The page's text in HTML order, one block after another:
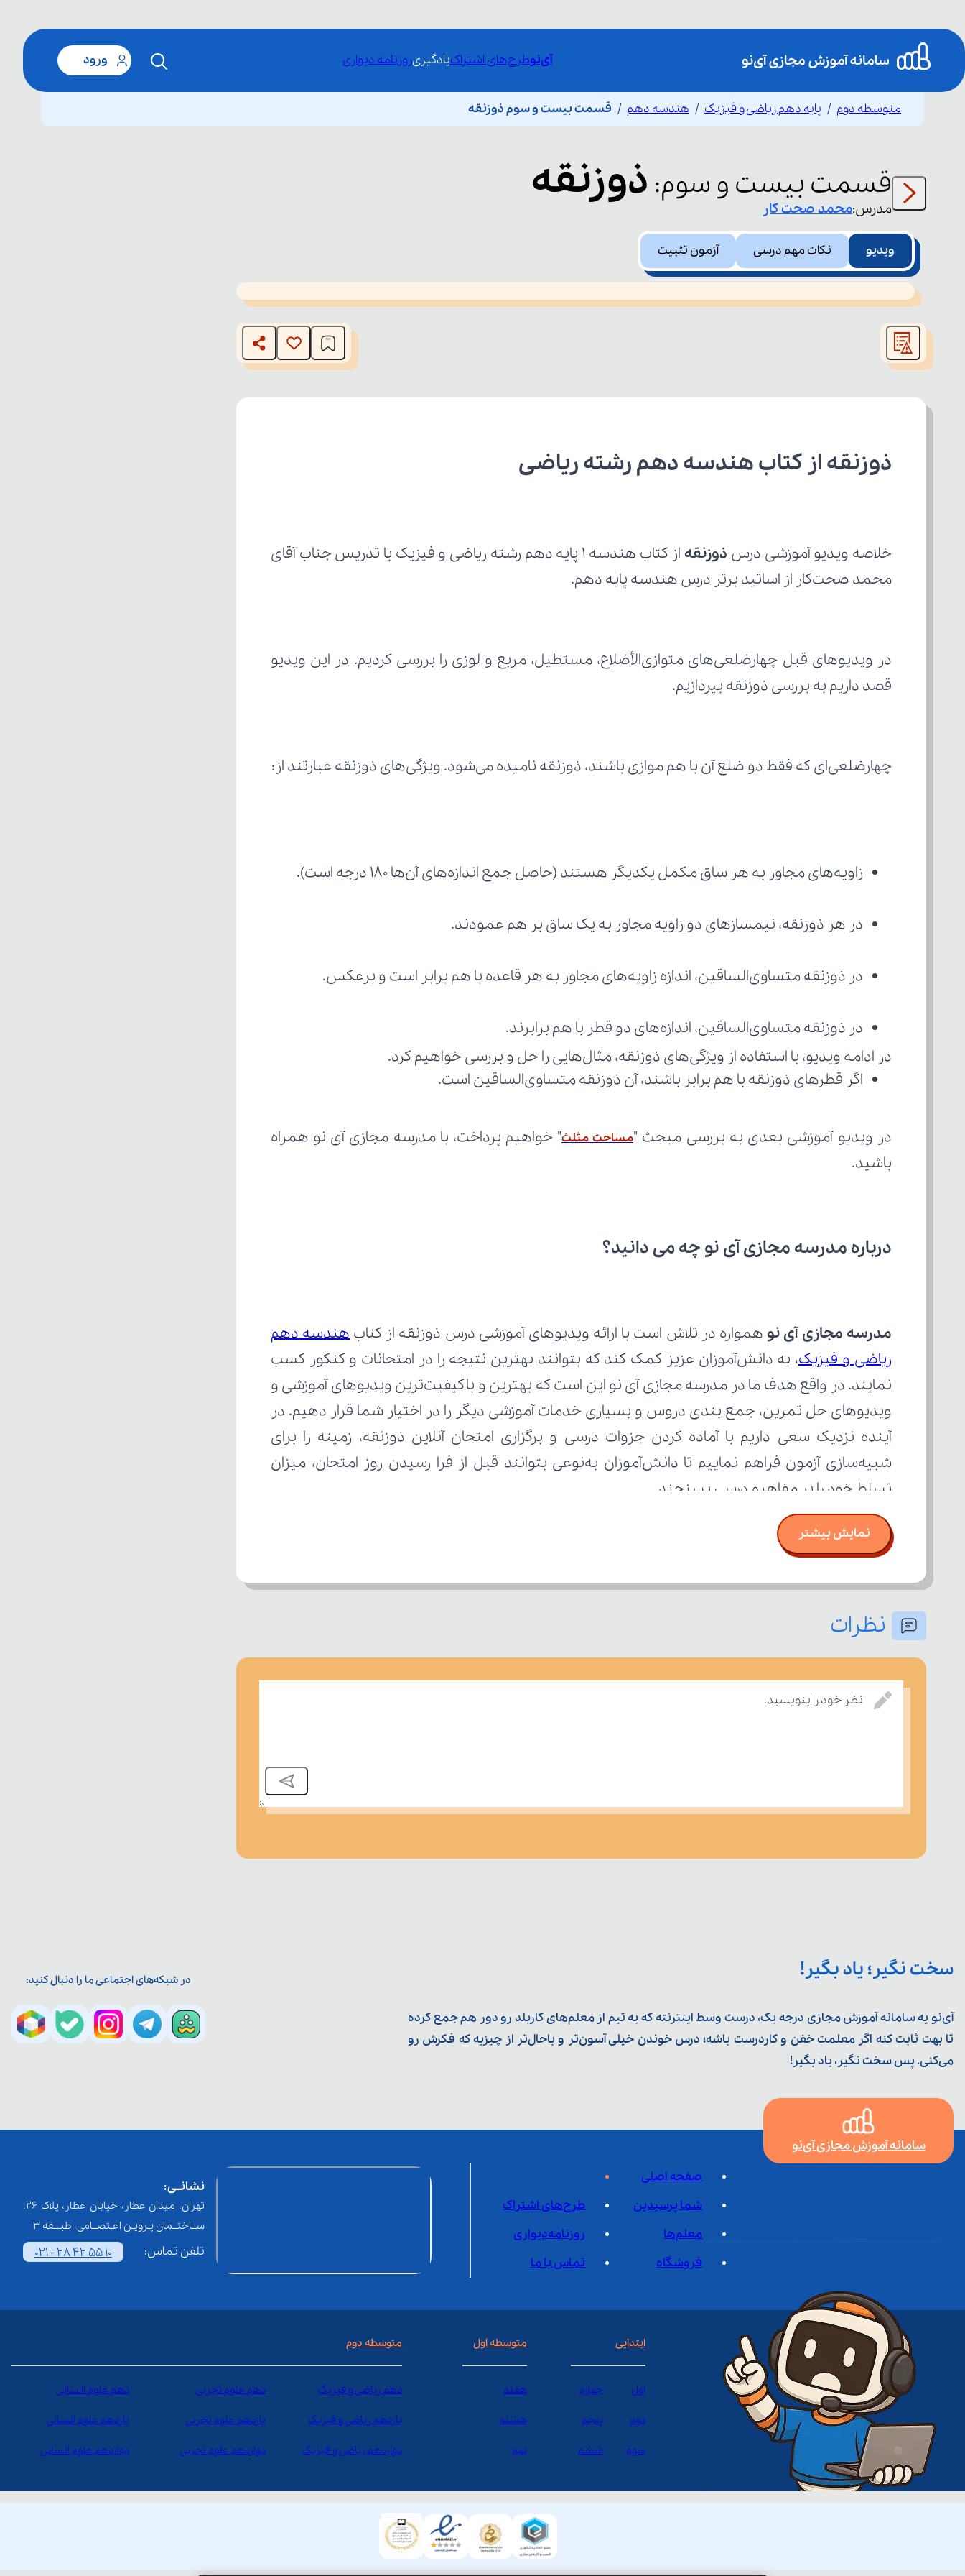
آی‌نوطرح‌های اشتراکیادگیریروزنامه دیواری ورود
متوسطه دوم پایه دهم ریاضی و فیزیک هندسه دهم قسمت بیست و سوم ذوزنقه
قسمت بیست و سوم: ذوزنقه مدرس:محمدصحت کار
ویدیو نکات مهم درسی آزمون تثبیت
This
is
window.
ذوزنقه از کتاب هندسه دهم رشته ریاضی
خلاصه ویدیو آموزشی درس ذوزنقه
محمد صحت‌کار از اساتید برتر درس هندسه پایه دهم.
قصد داریم به بررسی ذوزنقه بپردازیم.
چهارضلعی‌ای که فقط دو ضلع آن با هم موازی باشند، ذوزنقه نامیده می‌شود. ویژگی‌های ذوزنقه عبارتند از:
زاویه‌های مجاور به هر ساق مکمل یکدیگر هستند (حاصل جمع اندازه‌های آن‌ها ۱۸۰ درجه است).
در هر ذوزنقه، نیمسازهای دو زاویه مجاور به یک ساق بر هم عمودند.
در ذوزنقه متساوی‌الساقین، اندازه زاویه‌های مجاور به هر قاعده با هم برابر است و برعکس.
در ذوزنقه متساوی‌الساقین، اندازه‌های دو قطر با هم برابرند.
اگر قطرهای ذوزنقه با هم برابر باشند، آن ذوزنقه متساوی‌الساقین است.
در ادامه ویدیو، با استفاده از ویژگی‌های ذوزنقه، مثال‌هایی را حل و بررسی خواهیم کرد.
در ویدیو آموزشی بعدی به بررسی مبحث "مساحت مثلث
باشید.
درباره مدرسه مجازی آی نو چه می‌ دانید؟
مدرسه مجازی آی نو همواره در تلاش است با ارائه ویدیوهای آموزشی درس ذوزنقه از کتاب
ریاضی و فیزیک
تسلط خود را بر مفاهیم درسی بسنجند.
نمایش بیشتر
نظرات
نظر خود را بنویسید.
سخت نگیر؛ یاد بگیر!
آی‌نو یه سامانه آموزش مجازی درجه یک، درست وسط اینترنته که یه تیم از معلم‌‌های کاربلد رو دور هم جمع کرده
تا بهت ثابت کنه اگر معلمت خفن و کاردرست باشه؛ درس خوندن خیلی آسون‌تر و باحال‌تر از چیزیه که فکرش رو
می‌کنی. پس سخت نگیر، یاد بگیر!
در شبکه‌های اجتماعی ما را دنبال کنید:
سامانه آموزش مجازی آی‌نو
صفحه اصلی
شما پرسیدین
طرح‌های اشتراک
معلم‌ها
روزنامه‌دیواری
فروشگاه
تماس با ما
نشانــی:
تهران، میدان عطار، خیابان عطار، پلاک 26،
ســاختــمان پـرویـن اعـتصــامی، طبـــقه 3
تلفن تماس: 021 - 28 42 55 10
ابتدایی
اول چهارم
دوم پنجم
سوم ششم
متوسطه اول
هفتم
هشتم
نهم
متوسطه دوم
دهم ریاضی و فیزیک دهم علوم تجربی دهم علوم انسانی
یازدهم ریاضی و فیزیک یازدهم علوم تجربی یازدهم علوم انسانی
دوازدهم ریاضی و فیزیک دوازدهم علوم تجربی دوازدهم علوم انسانی